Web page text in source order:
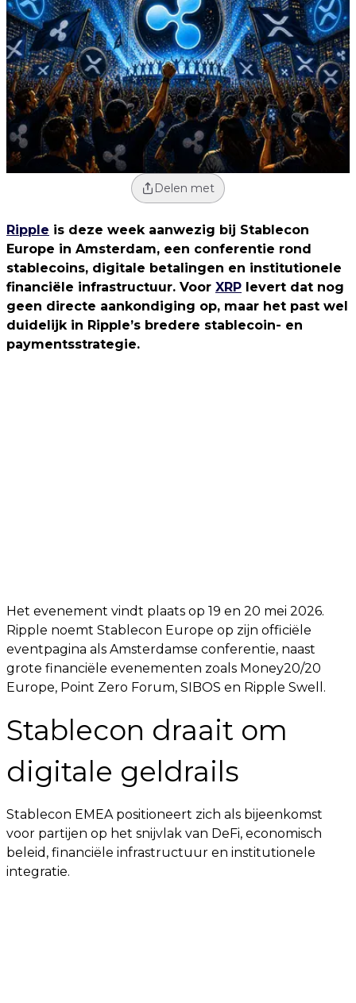
Delen met
Ripple is deze week aanwezig bij Stablecon
Europe in Amsterdam, een conferentie rond
stablecoins, digitale betalingen en institutionele
financiële infrastructuur. Voor XRP levert dat nog
geen directe aankondiging op, maar het past wel
duidelijk in Ripple’s bredere stablecoin- en
paymentsstrategie.
Het evenement vindt plaats op 19 en 20 mei 2026.
Ripple noemt Stablecon Europe op zijn officiële
eventpagina als Amsterdamse conferentie, naast
grote financiële evenementen zoals Money20/20
Europe, Point Zero Forum, SIBOS en Ripple Swell.
Stablecon draait om
digitale geldrails
Stablecon EMEA positioneert zich als bijeenkomst
voor partijen op het snijvlak van DeFi, economisch
beleid, financiële infrastructuur en institutionele
integratie.